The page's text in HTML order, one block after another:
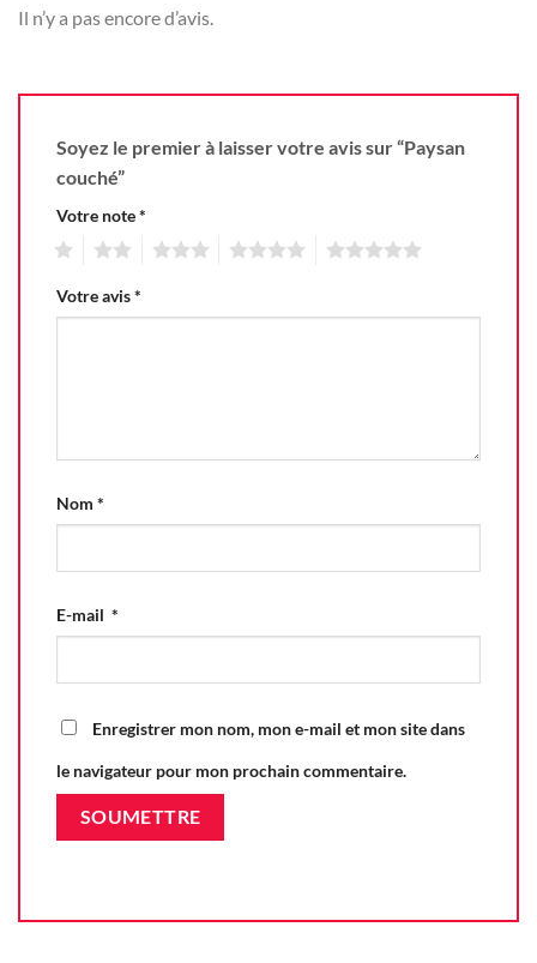
Il n’y a pas encore d’avis.
Soyez le premier à laisser votre avis sur “Paysan
couché”
Votre note*
Votre avis*
Nom *
E-mail *
Enregistrer mon nom, mon e-mail et mon site dans
le navigateur pour mon prochain commentaire.